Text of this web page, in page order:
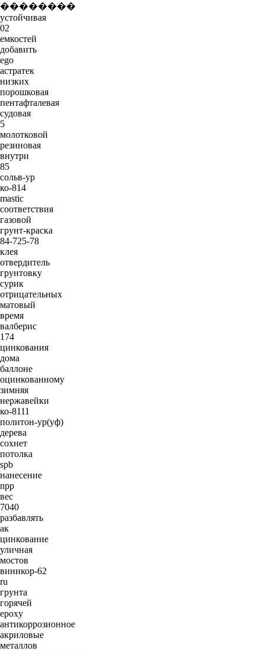
��������
устойчивая
02
емкостей
добавить
ego
астратек
низких
порошковая
пентафталевая
судовая
5
молотковой
резиновая
внутри
85
сольв-ур
ко-814
mastic
соответствия
газовой
грунт-краска
84-725-78
клея
отвердитель
грунтовку
сурик
отрицательных
матовый
время
валберис
174
цинкования
дома
баллоне
оцинкованному
зимняя
нержавейки
ко-8111
политон-ур(уф)
дерева
сохнет
потолка
spb
нанесение
npp
вес
7040
разбавлять
ак
цинкование
уличная
мостов
виникор-62
ru
грунта
горячей
epoxy
антикоррозионное
акриловые
металлов